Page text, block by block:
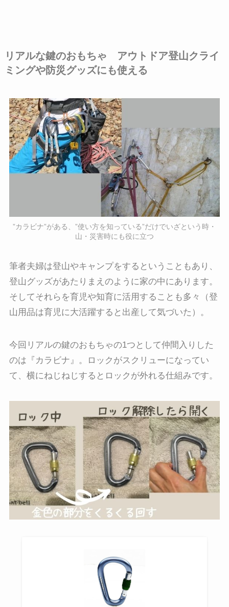
リアルな鍵のおもちゃ アウトドア登山クライ
ミングや防災グッズにも使える
”カラビナ”がある、”使い方を知っている”だけでいざという時・
山・災害時にも役に立つ
筆者夫婦は登山やキャンプをするということもあり、
登山グッズがあたりまえのように家の中にあります。
そしてそれらを育児や知育に活用することも多々（登
山用品は育児に大活躍すると出産して気づいた）。
今回リアルの鍵のおもちゃの1つとして仲間入りした
のは『カラビナ』。ロックがスクリューになってい
て、横にねじねじするとロックが外れる仕組みです。